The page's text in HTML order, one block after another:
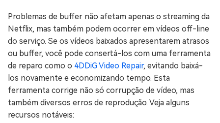
Problemas de buffer não afetam apenas o streaming da
Netflix, mas também podem ocorrer em vídeos off-line
do serviço. Se os vídeos baixados apresentarem atrasos
ou buffer, você pode consertá-los com uma ferramenta
de reparo como o 4DDiG Video Repair, evitando baixá-
los novamente e economizando tempo. Esta
ferramenta corrige não só corrupção de vídeo, mas
também diversos erros de reprodução. Veja alguns
recursos notáveis: